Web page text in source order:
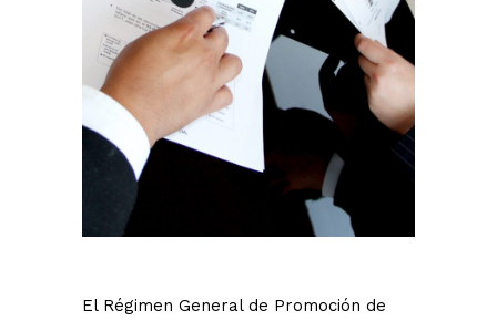
El Régimen General de Promoción de